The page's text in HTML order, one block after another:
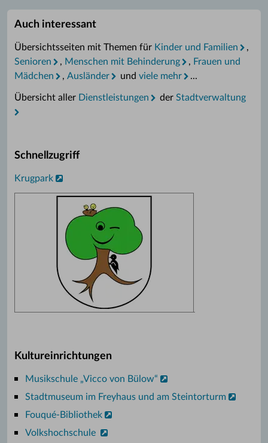
Auch interessant
Übersichtsseiten mit Themen für Kinder und Familien
,
Senioren
, Menschen mit Behinderung , Frauen und
Mädchen
, Ausländer und viele mehr ...
Übersicht aller Dienstleistungen der Stadtverwaltung
Schnellzugriff
Krugpark
Kultureinrichtungen
Musikschule „Vicco von Bülow“
Stadtmuseum im Freyhaus und am Steintorturm
Fouqué-Bibliothek
Volkshochschule